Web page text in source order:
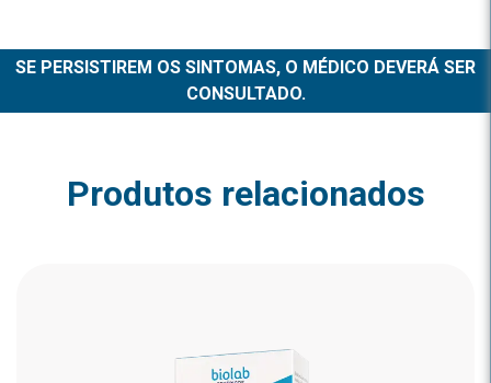
SE PERSISTIREM OS SINTOMAS, O MÉDICO DEVERÁ SER
CONSULTADO.
Produtos relacionados